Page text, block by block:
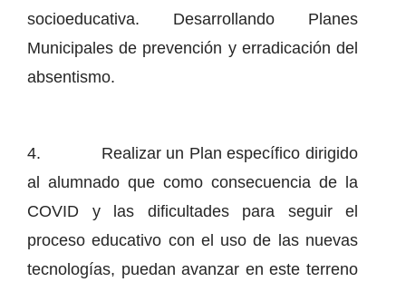
socioeducativa. Desarrollando Planes
Municipales de prevención y erradicación del
absentismo.
4. Realizar un Plan específico dirigido
al alumnado que como consecuencia de la
COVID y las dificultades para seguir el
proceso educativo con el uso de las nuevas
tecnologías, puedan avanzar en este terreno